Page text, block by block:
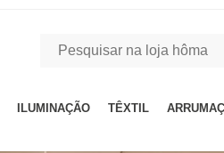
ILUMINAÇÃO TÊXTIL